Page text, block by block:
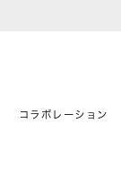
コラボレーション